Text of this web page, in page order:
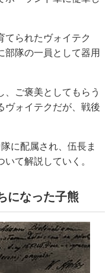
てられたヴォイテク
部隊の一員として器用
、ご褒美としてもらう
ヴォイテクだが、戦後
に配属され、伍長ま
て解説していく。
になった子熊